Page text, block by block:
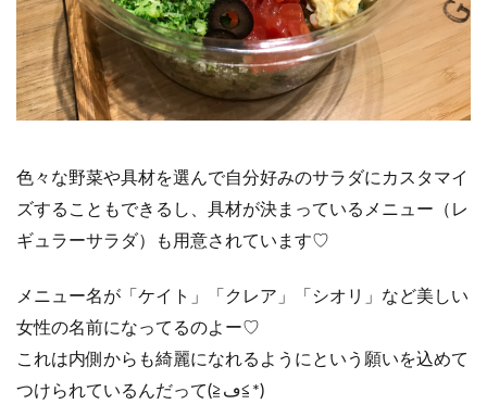
色々な野菜や具材を選んで自分好みのサラダにカスタマイ
ズすることもできるし、具材が決まっているメニュー（レ
ギュラーサラダ）も用意されています♡
メニュー名が「ケイト」「クレア」「シオリ」など美しい
女性の名前になってるのよー♡
これは内側からも綺麗になれるようにという願いを込めて
つけられているんだって(≧ڡ≦*)